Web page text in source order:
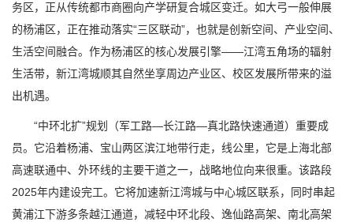
务区，正从传统都市商圈向产学研复合城区变迁。如大弓一般伸展
的杨浦区，正在推动落实“三区联动”，也就是创新空间、产业空间、
生活空间融合。作为杨浦区的核心发展引擎——江湾五角场的辐射
生活带，新江湾城顺其自然坐享周边产业区、校区发展所带来的溢
出机遇。
“中环北扩”规划（军工路—长江路—真北路快速通道）重要成
员。它沿着杨浦、宝山两区滨江地带行走，线公里，它是上海北部
高速联通中、外环线的主要干道之一，战略地位向来很重。该路段
2025年内建设完工。它将加速新江湾城与中心城区联系，同时串起
黄浦江下游多条越江通道，减轻中环北段、逸仙路高架、南北高架